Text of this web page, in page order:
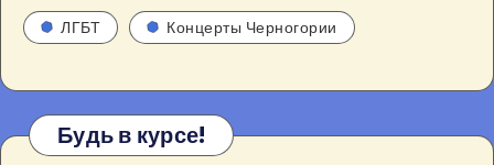
ЛГБТ Концерты Черногории
Будь в курсе!